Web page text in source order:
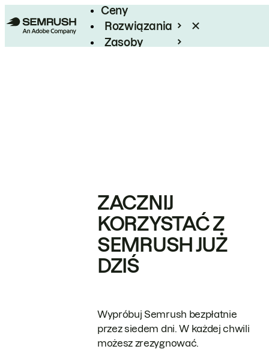
Ceny
Rozwiązania
Zasoby
ZACZNIJ
KORZYSTAĆ Z
SEMRUSH JUŻ
DZIŚ
Wypróbuj Semrush bezpłatnie
przez siedem dni. W każdej chwili
możesz zrezygnować.